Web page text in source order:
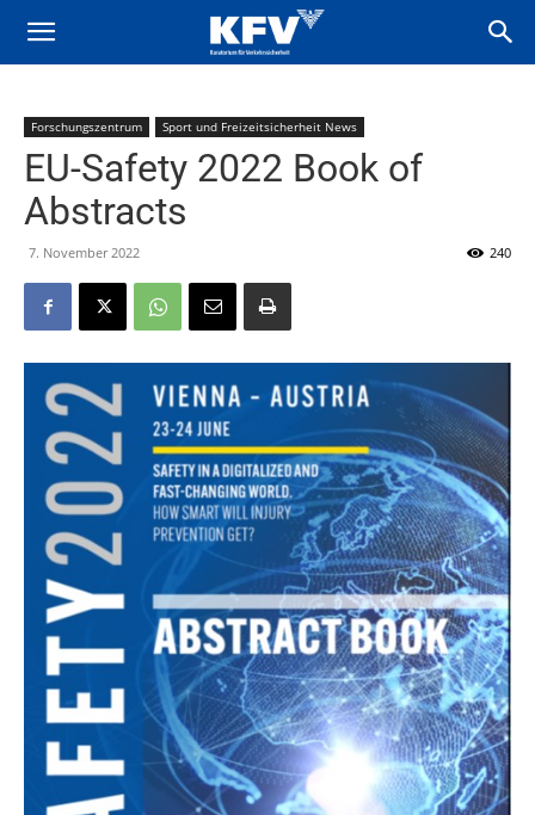
Forschungszentrum Sport und Freizeitsicherheit News
EU-Safety 2022 Book of
Abstracts
7. November 2022 240